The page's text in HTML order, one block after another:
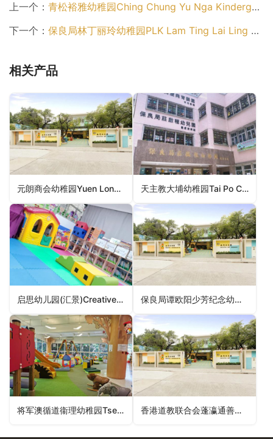
上一个： 青松裕雅幼稚园Ching Chung Yu Nga Kindergarten（离岛区幼稚园）
下一个： 保良局林丁丽玲幼稚园PLK Lam Ting Lai Ling Kindergarten（九龙城区幼稚园）
相关产品
元朗商会幼稚园Yuen Long Merchants Association Kindergarten（元朗区幼稚园） 天主教大埔幼稚园Tai Po Catholic Kindergarten（大埔区幼稚园）
启思幼儿园(汇景)Creative Day Nursery (Sceneway)（观塘区幼稚园） 保良局谭欧阳少芳纪念幼稚园PLK Tam Au-Yeung Siu Fong Memorial Kindergarten（九龙城区幼稚园）
将军澳循道衞理幼稚园Tseung Kwan O Methodist Kindergarten（西贡区幼稚园） 香港道教联合会蓬瀛通善皇后山幼稚园Hong Kong Taoist Association Fung Ying Tung Sin Queen’s Hill Kindergarten（北区幼稚园）